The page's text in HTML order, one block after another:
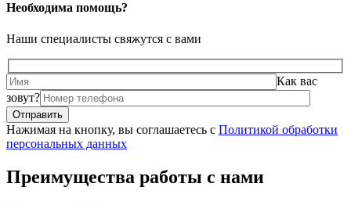
Необходима помощь?
Наши специалисты свяжутся с вами
Как вас
зовут?
Нажимая на кнопку, вы соглашаетесь с Политикой обработки
персональных данных
Преимущества работы с нами